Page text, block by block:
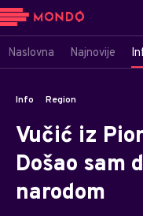
Naslovna Najnovije
Info Region
Vučić iz
Došao sam
narodom